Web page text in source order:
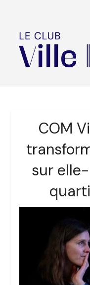
COM
sur